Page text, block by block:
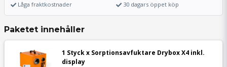
Låga fraktkostnader
30 dagars öppet köp
Paketet innehåller
1 Styck x Sorptionsavfuktare Drybox X4 inkl.
display